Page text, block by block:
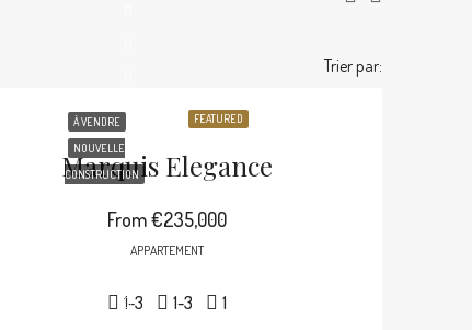
Trier par:
FEATURED
À VENDRE
NOUVELLE
CONSTRUCTION
Marquis Elegance
From€235,000
APPARTEMENT
1-3 1-3 1